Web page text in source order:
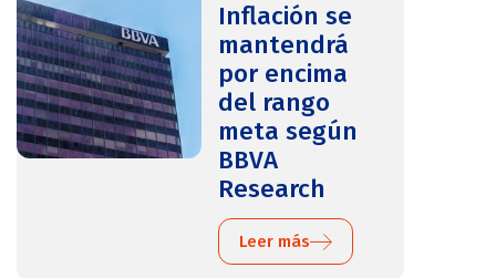
Inflación se
mantendrá
por encima
del rango
meta según
BBVA
Research
Leer más